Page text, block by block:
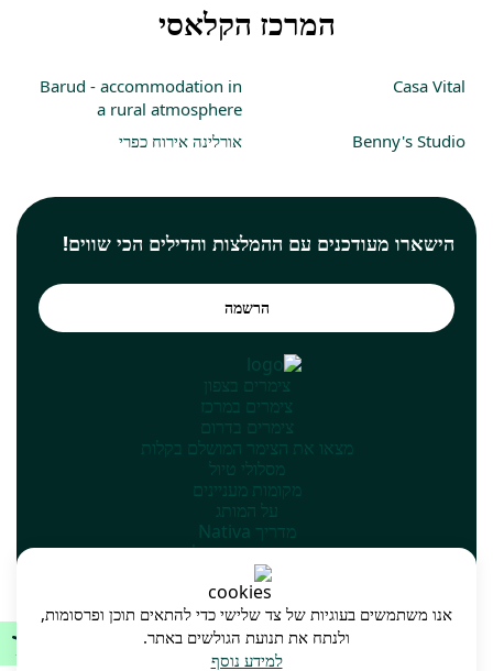
המרכז הקלאסי
Casa Vital
Barud - accommodation in
a rural atmosphere
Benny's Studio
אורלינה אירוח כפרי
הישארו מעודכנים עם ההמלצות והדילים הכי שווים!
הרשמה
צימרים בצפון
צימרים במרכז
צימרים בדרום
מצאו את הצימר המושלם בקלות
מסלולי טיול
מקומות מעניינים
על המותג
מדריך Nativa
הוספת המקום שלך
מדיניות אתר ותנאי שימוש
אנו משתמשים בעוגיות של צד שלישי כדי להתאים תוכן ופרסומות,
ולנתח את תנועת הגולשים באתר.
למידע נוסף